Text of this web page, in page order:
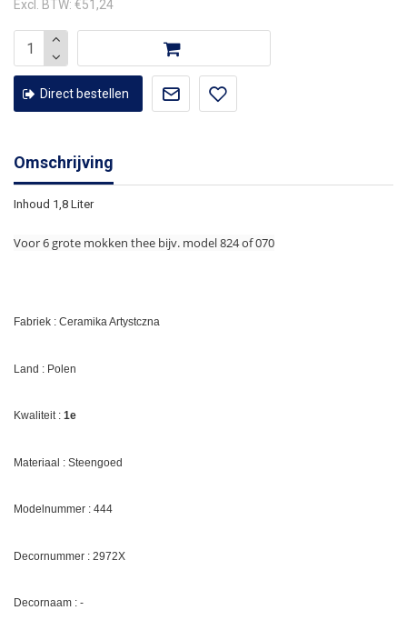
Excl. BTW: €51,24
Direct bestellen
Omschrijving
Inhoud 1,8 Liter
Voor 6 grote mokken thee bijv. model 824 of 070
Fabriek : Ceramika Artystczna
Land : Polen
Kwaliteit : 1e
Materiaal : Steengoed
Modelnummer : 444
Decornummer : 2972X
Decornaam : -